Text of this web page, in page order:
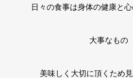
日々の食事は身体の健康と
大事なもの
美味しく大切に頂くため